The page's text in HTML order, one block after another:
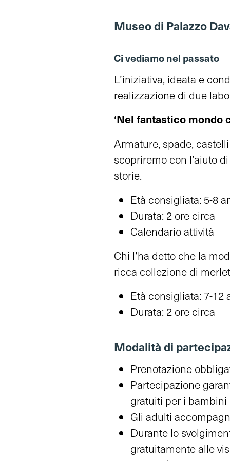
Museo di Palazzo
Ci vediamo nel passato
L’iniziativa, ideata e
realizzazione di due
‘Nel fantastico mondo
Armature, spade,
scopriremo con l’aiuto
storie.
Età consigliata: 5-8
Durata: 2 ore circa
Calendario attività
Chi l’ha detto che la
ricca collezione di
Età consigliata: 7-12
Durata: 2 ore circa
Modalità di
Prenotazione
Partecipazione
gratuiti per i
Gli adulti
Durante lo
gratuitamente alle